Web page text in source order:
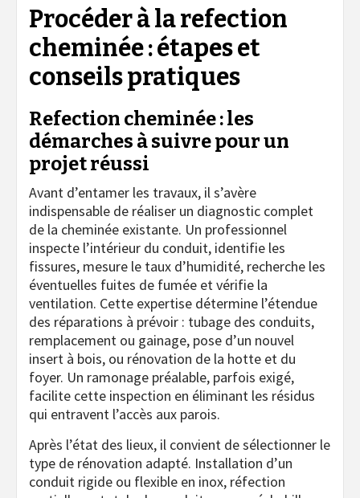
Procéder à la refection
cheminée : étapes et
conseils pratiques
Refection cheminée : les
démarches à suivre pour un
projet réussi
Avant d’entamer les travaux, il s’avère
indispensable de réaliser un diagnostic complet
de la cheminée existante. Un professionnel
inspecte l’intérieur du conduit, identifie les
fissures, mesure le taux d’humidité, recherche les
éventuelles fuites de fumée et vérifie la
ventilation. Cette expertise détermine l’étendue
des réparations à prévoir : tubage des conduits,
remplacement ou gainage, pose d’un nouvel
insert à bois, ou rénovation de la hotte et du
foyer. Un ramonage préalable, parfois exigé,
facilite cette inspection en éliminant les résidus
qui entravent l’accès aux parois.
Après l’état des lieux, il convient de sélectionner le
type de rénovation adapté. Installation d’un
conduit rigide ou flexible en inox, réfection